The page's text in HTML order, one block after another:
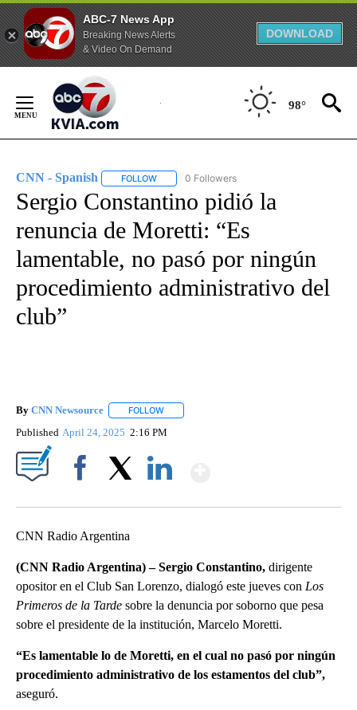
ABC-7 News App
Breaking News Alerts
& Video On Demand
DOWNLOAD
Content
98°
CNN - Spanish FOLLOW FOLLOW "CNN - SPANISH" TO RECEIVE
0 Followers
Sergio Constantino pidió la
renuncia de Moretti: “Es
lamentable, no pasó por ningún
procedimiento administrativo del
club”
By CNN Newsource FOLLOW
Published April 24, 2025 2:16 PM
CNN Radio Argentina
(CNN Radio Argentina) – Sergio Constantino, dirigente
opositor en el Club San Lorenzo, dialogó este jueves con Los
Primeros de la Tarde sobre la denuncia por soborno que pesa
sobre el presidente de la institución, Marcelo Moretti.
“Es lamentable lo de Moretti, en el cual no pasó por ningún
procedimiento administrativo de los estamentos del club”,
aseguró.